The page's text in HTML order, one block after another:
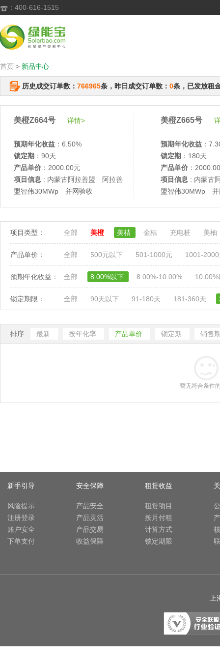
 ：400-616-1515
首页 > 新品中心
历史成交订单数： 766965条，昨日成交订单数： 0条，已发放租
美橙Z664号 详情>
预期年化收益 ：6.50%
锁定期 ：90天
产品单价 ：2000.00元
项目信息 : 内蒙古阿拉善盟 阿拉善
盟智伟30MWp 并网验收
美橙Z665号
预期年化收益 ：
锁定期 ：180天
产品单价 ：
项目信息 : 内蒙古
盟智伟30MWp 并
项目类型： 全部 美橙 美桔 金桔 充电桩 美柚
产品单价： 全部 500元以下 501-1000元 1001-
预期年化收益： 全部 8.00%以下 8.00%-10.00%
锁定期限： 全部 90天以下 91-180天 181-360天
排序: 最新 按年化率 产品单价 锁定期 销售
暂无符合条件
新手引导
风险提示
注册登录
账户安全
下单支付
安全保障
产品安全
产品灵活
产品交易
收益保障
租赁收益
租赁项目
按月付租
计算方式
锁定期限